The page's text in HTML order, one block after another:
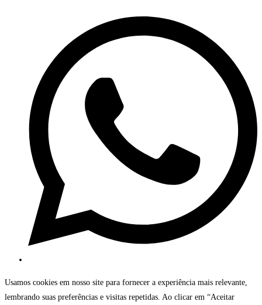
Usamos cookies em nosso site para fornecer a experiência mais relevante,
lembrando suas preferências e visitas repetidas. Ao clicar em “Aceitar